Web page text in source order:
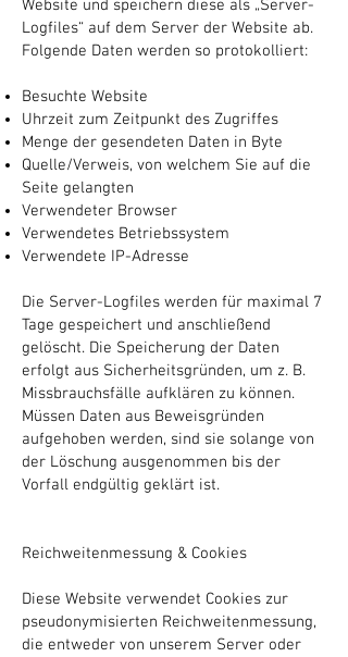
Website und speichern diese als „Server-
Logfiles“ auf dem Server der Website ab.
Folgende Daten werden so protokolliert:
Besuchte Website
Uhrzeit zum Zeitpunkt des Zugriffes
Menge der gesendeten Daten in Byte
Quelle/Verweis, von welchem Sie auf die
Seite gelangten
Verwendeter Browser
Verwendetes Betriebssystem
Verwendete IP-Adresse
Die Server-Logfiles werden für maximal 7
Tage gespeichert und anschließend
gelöscht. Die Speicherung der Daten
erfolgt aus Sicherheitsgründen, um z. B.
Missbrauchsfälle aufklären zu können.
Müssen Daten aus Beweisgründen
aufgehoben werden, sind sie solange von
der Löschung ausgenommen bis der
Vorfall endgültig geklärt ist.
Reichweitenmessung & Cookies
Diese Website verwendet Cookies zur
pseudonymisierten Reichweitenmessung,
die entweder von unserem Server oder